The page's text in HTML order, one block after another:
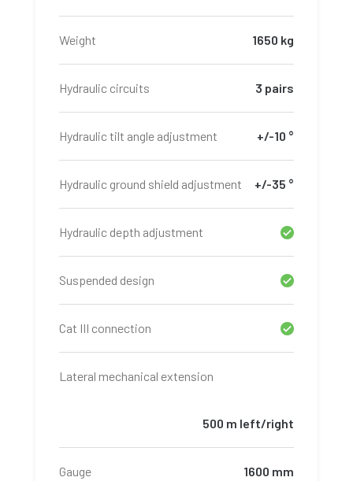
Weight 1650 kg
Hydraulic circuits 3 pairs
Hydraulic tilt angle adjustment +/-10 °
Hydraulic ground shield adjustment +/-35 °
Hydraulic depth adjustment
Suspended design
Cat III connection
Lateral mechanical extension
500 m left/right
Gauge 1600 mm